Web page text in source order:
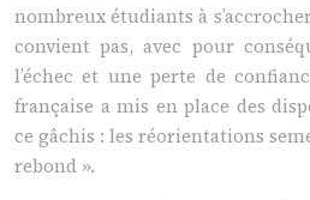
nombreux étudiants à
convient pas, avec pour
l’échec et une perte de
française a mis en place des
ce gâchis : les réorientations
rebond ».